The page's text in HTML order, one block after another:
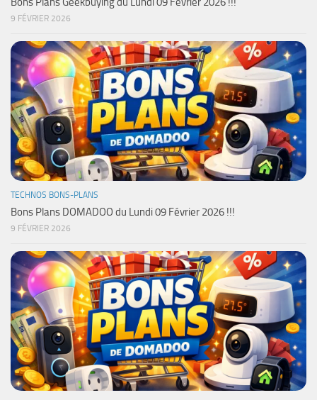
9 FÉVRIER 2026
TECHNOS BONS-PLANS
Bons Plans DOMADOO du Lundi 09 Février 2026 !!!
9 FÉVRIER 2026